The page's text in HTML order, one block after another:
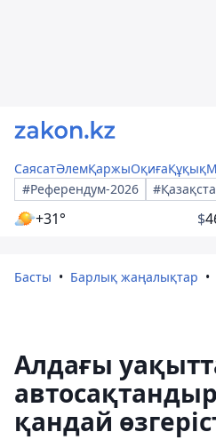
СаясатӘлемҚаржыОқиғаҚұқық
#Референдум-2026
+31° $
Басты Барлық жаңалықтар
Алдағы
қандай